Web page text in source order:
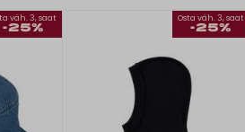
väh. 3, saat
-25%
Osta väh. 3, saat
-25%